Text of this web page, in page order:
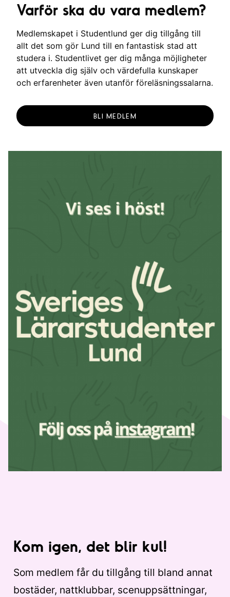
Varför ska du vara medlem?
Medlemskapet i Studentlund ger dig tillgång till
allt det som gör Lund till en fantastisk stad att
studera i. Studentlivet ger dig många möjligheter
att utveckla dig själv och värdefulla kunskaper
och erfarenheter även utanför föreläsningssalarna.
BLI MEDLEM
Kom igen, det blir kul!
Som medlem får du tillgång till bland annat
bostäder, nattklubbar, scenuppsättningar,